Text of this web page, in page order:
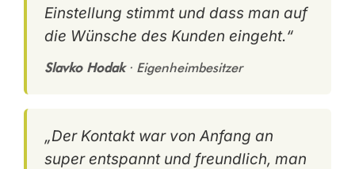
Einstellung stimmt und dass man auf
die Wünsche des Kunden eingeht.“
Slavko Hodak· Eigenheimbesitzer
„Der Kontakt war von Anfang an
super entspannt und freundlich, man